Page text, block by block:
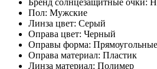
Пол: Мужcкие
Линза цвет: Серый
Оправа цвет: Черный
Оправы форма: Прямоугольные
Оправа материал: Пластик
Линза материал: Полимер